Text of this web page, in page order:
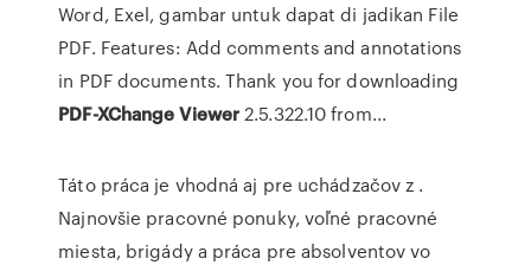
Word, Exel, gambar untuk dapat di jadikan File
PDF. Features: Add comments and annotations
in PDF documents. Thank you for downloading
PDF-XChange Viewer2.5.322.10 from...
Táto práca je vhodná aj pre uchádzačov z .
Najnovšie pracovné ponuky, voľné pracovné
miesta, brigády a práca pre absolventov vo